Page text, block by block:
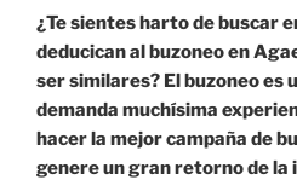
¿Te sientes harto de buscar
deducican al buzoneo en
ser similares? El buzoneo es
demanda muchísima
hacer la mejor campaña de
genere un gran retorno de la